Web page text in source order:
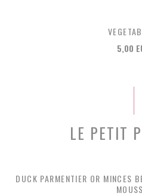
5,00
LE PETIT
DUCK PARMENTIER OR MINCES